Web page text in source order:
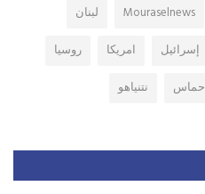
Mouraselnews
لبنان
إسرائيل امريكا
روسيا
حماس نتنياهو